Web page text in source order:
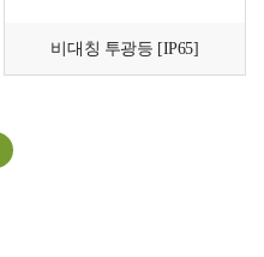
비대칭 투광등 [IP65]